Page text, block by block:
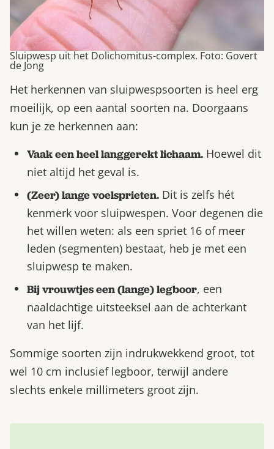
Sluipwesp uit het Dolichomitus-complex. Foto: Govert
de Jong
Het herkennen van sluipwespsoorten is heel erg
moeilijk, op een aantal soorten na. Doorgaans
kun je ze herkennen aan:
Vaak een heel langgerekt lichaam. Hoewel dit
niet altijd het geval is.
(Zeer) lange voelsprieten. Dit is zelfs hét
kenmerk voor sluipwespen. Voor degenen die
het willen weten: als een spriet 16 of meer
leden (segmenten) bestaat, heb je met een
sluipwesp te maken.
Bij vrouwtjes een (lange) legboor, een
naaldachtige uitsteeksel aan de achterkant
van het lijf.
Sommige soorten zijn indrukwekkend groot, tot
wel 10 cm inclusief legboor, terwijl andere
slechts enkele millimeters groot zijn.